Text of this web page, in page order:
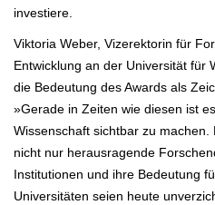
investiere.
Viktoria Weber, Vizerektorin für
Entwicklung an der Universität für
die Bedeutung des Awards als
»Gerade in Zeiten wie diesen ist
Wissenschaft sichtbar zu
nicht nur herausragende
Institutionen und ihre Bedeutung
Universitäten seien heute